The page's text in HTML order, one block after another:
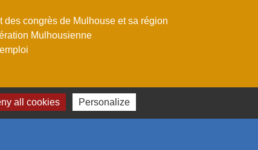
des congrès de Mulhouse et sa région
Mulhousienne
all cookies Personalize